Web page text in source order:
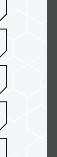
WHI...